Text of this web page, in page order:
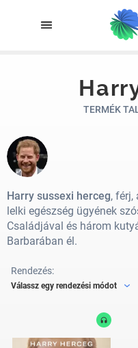
TERMÉK
Harry sussexi herceg, férj,
lelki egészség ügyének
Családjával és három
Barbarában él.
Rendezés:
Válassz egy rendezési módot